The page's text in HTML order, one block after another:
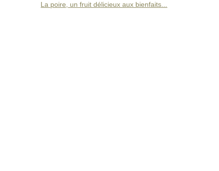
La poire, un fruit délicieux aux bienfaits...